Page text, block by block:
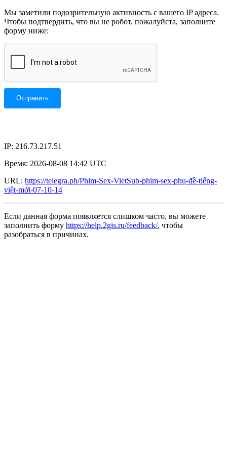
Мы заметили подозрительную активность с вашего IP адреса.
Чтобы подтвердить, что вы не робот, пожалуйста, заполните
форму ниже:
IP: 216.73.217.51
Время: 2026-08-08 14:42 UTC
URL: https://telegra.ph/Phim-Sex-VietSub-phim-sex-phụ-đề-tiếng-
việt-mới-07-10-14
Если данная форма появляется слишком часто, вы можете
заполнить форму https://help.2gis.ru/feedback/, чтобы
разобраться в причинах.